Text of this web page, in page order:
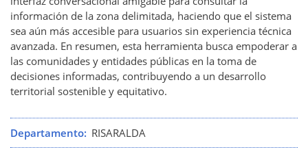
información de la zona delimitada, haciendo que el sistema
sea aún más accesible para usuarios sin experiencia técnica
avanzada. En resumen, esta herramienta busca empoderar a
las comunidades y entidades públicas en la toma de
decisiones informadas, contribuyendo a un desarrollo
territorial sostenible y equitativo.
Departamento RISARALDA